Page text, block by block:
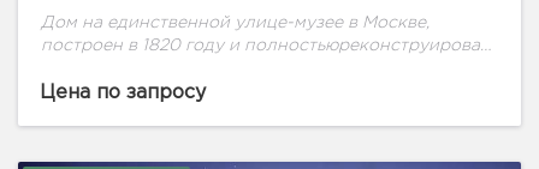
Дом на единственной улице-музее в Москве,
построен в 1820 году и полностьюреконструирован
фасадная стенадо 2 этажа включительно, Дом
Цена по запросу